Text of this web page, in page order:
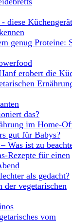
diese
genug Proteine:
erobert die
das?
im Home-
gut für Babys?
Was ist zu
Rezepte für einen
als gedacht?
vegetarischen
vom